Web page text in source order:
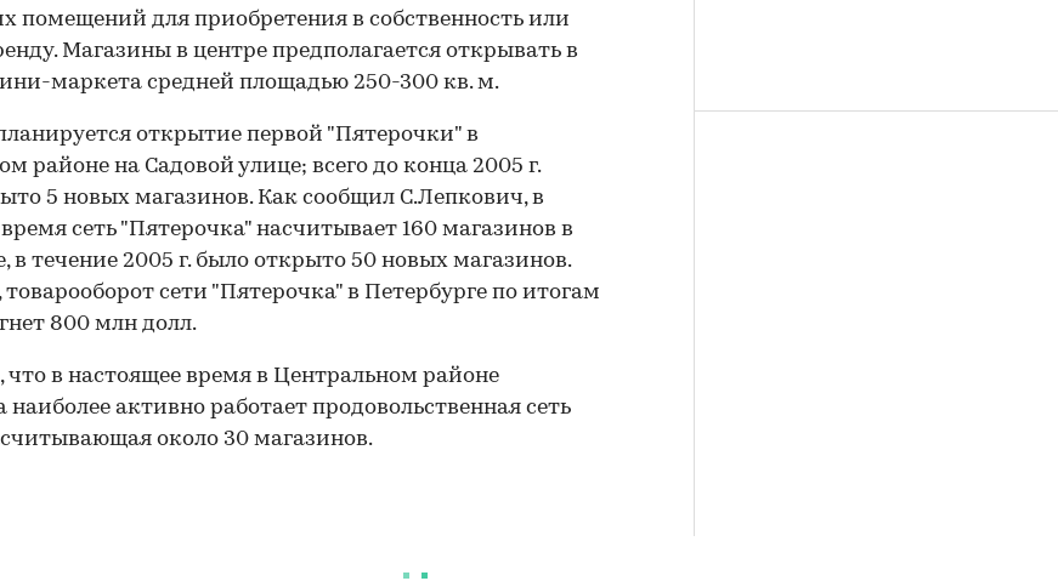
помещений для приобретения в собственность или
Магазины в центре предполагается открывать в
маркета средней площадью 250-300 кв. м.
открытие первой "Пятерочки" в
районе на Садовой улице; всего до конца 2005 г.
5 новых магазинов. Как сообщил С.Лепкович, в
сеть "Пятерочка" насчитывает 160 магазинов в
в течение 2005 г. было открыто 50 новых магазинов.
сети "Пятерочка" в Петербурге по итогам
800 млн долл.
в настоящее время в Центральном районе
наиболее активно работает продовольственная сеть
около 30 магазинов.